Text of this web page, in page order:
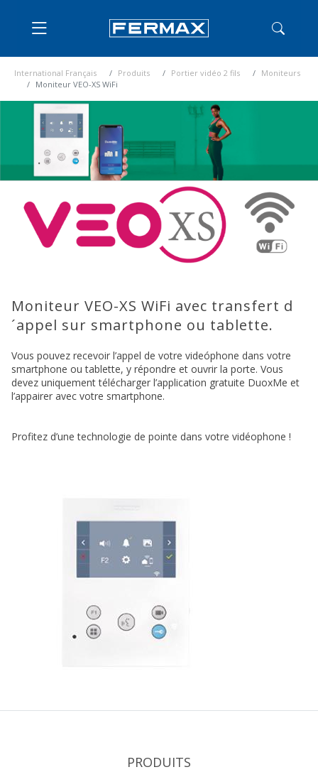
International Français Produits Portier vidéo 2 fils
Moniteurs
Moniteur VEO-XS WiFi
Moniteur VEO-XS WiFi avec transfert d
´appel sur smartphone ou tablette.
Vous pouvez recevoir l’appel de votre videóphone dans votre
smartphone ou tablette, y répondre et ouvrir la porte. Vous
devez uniquement télécharger l’application gratuite DuoxMe et
l’appairer avec votre smartphone.
Profitez d’une technologie de pointe dans votre vidéophone !
PRODUITS